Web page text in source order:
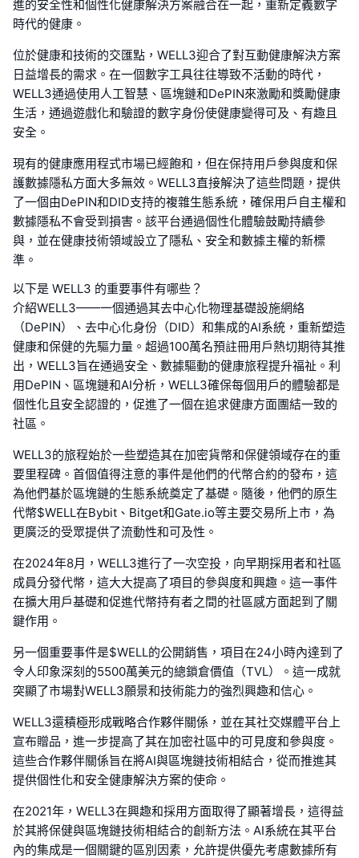
進的安全性和個性化健康解決方案融合在一起，重新定義數字
時代的健康。
位於健康和技術的交匯點，WELL3迎合了對互動健康解決方案
日益增長的需求。在一個數字工具往往導致不活動的時代，
WELL3通過使用人工智慧、區塊鏈和DePIN來激勵和獎勵健康
生活，通過遊戲化和驗證的數字身份使健康變得可及、有趣且
安全。
現有的健康應用程式市場已經飽和，但在保持用戶參與度和保
護數據隱私方面大多無效。WELL3直接解決了這些問題，提供
了一個由DePIN和DID支持的複雜生態系統，確保用戶自主權和
數據隱私不會受到損害。該平台通過個性化體驗鼓勵持續參
與，並在健康技術領域設立了隱私、安全和數據主權的新標
準。
以下是 WELL3 的重要事件有哪些？
介紹WELL3——一個通過其去中心化物理基礎設施網絡
（DePIN）、去中心化身份（DID）和集成的AI系統，重新塑造
健康和保健的先驅力量。超過100萬名預註冊用戶熱切期待其推
出，WELL3旨在通過安全、數據驅動的健康旅程提升福祉。利
用DePIN、區塊鏈和AI分析，WELL3確保每個用戶的體驗都是
個性化且安全認證的，促進了一個在追求健康方面團結一致的
社區。
WELL3的旅程始於一些塑造其在加密貨幣和保健領域存在的重
要里程碑。首個值得注意的事件是他們的代幣合約的發布，這
為他們基於區塊鏈的生態系統奠定了基礎。隨後，他們的原生
代幣$WELL在Bybit、Bitget和Gate.io等主要交易所上市，為
更廣泛的受眾提供了流動性和可及性。
在2024年8月，WELL3進行了一次空投，向早期採用者和社區
成員分發代幣，這大大提高了項目的參與度和興趣。這一事件
在擴大用戶基礎和促進代幣持有者之間的社區感方面起到了關
鍵作用。
另一個重要事件是$WELL的公開銷售，項目在24小時內達到了
令人印象深刻的5500萬美元的總鎖倉價值（TVL）。這一成就
突顯了市場對WELL3願景和技術能力的強烈興趣和信心。
WELL3還積極形成戰略合作夥伴關係，並在其社交媒體平台上
宣布贈品，進一步提高了其在加密社區中的可見度和參與度。
這些合作夥伴關係旨在將AI與區塊鏈技術相結合，從而推進其
提供個性化和安全健康解決方案的使命。
在2021年，WELL3在興趣和採用方面取得了顯著增長，這得益
於其將保健與區塊鏈技術相結合的創新方法。AI系統在其平台
內的集成是一個關鍵的區別因素，允許提供優先考慮數據所有